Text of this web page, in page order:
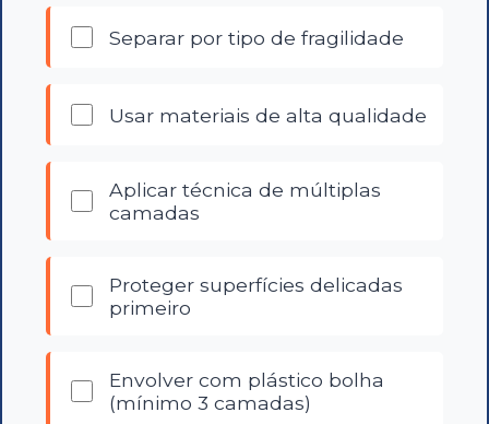
Separar por tipo de fragilidade
Usar materiais de alta qualidade
Aplicar técnica de múltiplas
camadas
Proteger superfícies delicadas
primeiro
Envolver com plástico bolha
(mínimo 3 camadas)